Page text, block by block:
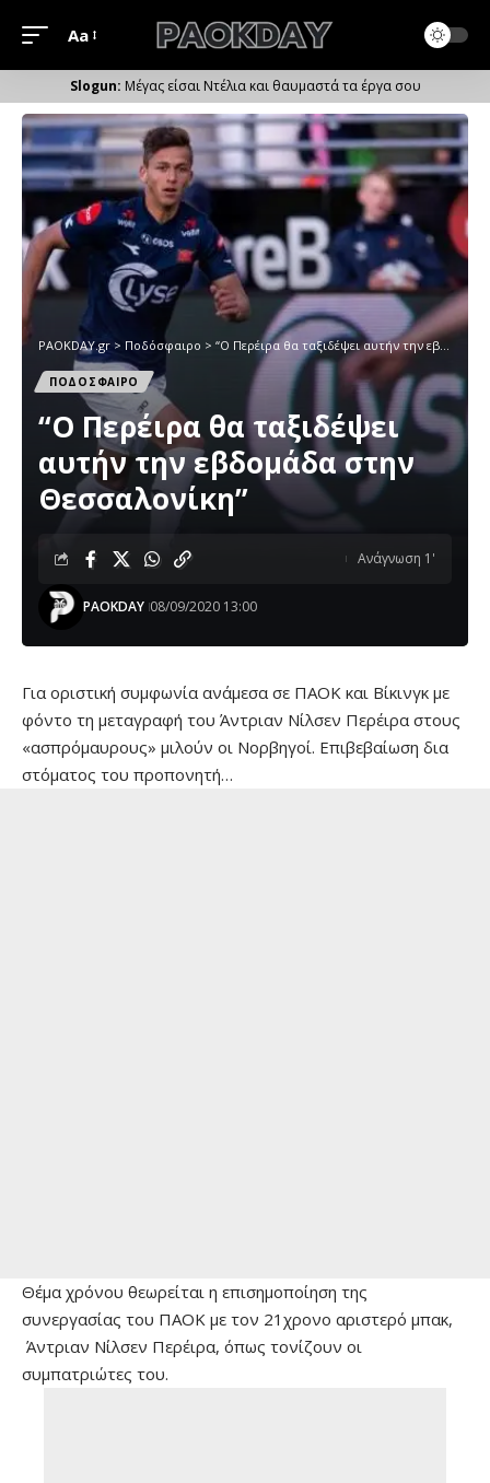
Μέγεθος
Γραμματοσειράς
Aa
Μέγας είσαι Ντέλια και θαυμαστά τα έργα σου
PAOKDAY.gr > Ποδόσφαιρο > “O Περέιρα θα ταξιδέψει αυτήν την εβδομάδα στην Θεσσαλονίκη”
ΠΟΔΟΣΦΑΙΡΟ
“O Περέιρα θα ταξιδέψει
αυτήν την εβδομάδα στην
Θεσσαλονίκη”
PAOKDAY 08/09/2020 13:00
Ανάγνωση 1'
Για οριστική συμφωνία ανάμεσα σε ΠΑΟΚ και Βίκινγκ με
φόντο τη μεταγραφή του Άντριαν Νίλσεν Περέιρα στους
«ασπρόμαυρους» μιλούν οι Νορβηγοί. Επιβεβαίωση δια
στόματος του προπονητή…
Θέμα χρόνου θεωρείται η επισημοποίηση της
συνεργασίας του ΠΑΟΚ με τον 21χρονο αριστερό μπακ,
Άντριαν Νίλσεν Περέιρα, όπως τονίζουν οι
συμπατριώτες του.